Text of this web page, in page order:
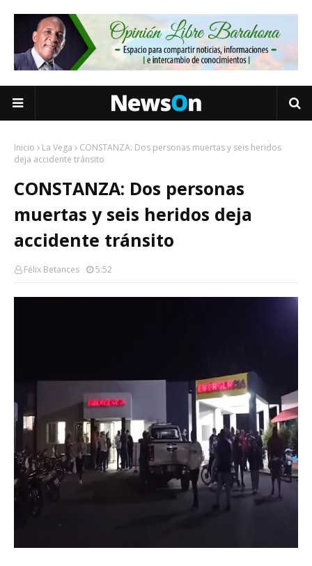
Inicio La Vega
CONSTANZA: Dos personas muertas y seis heridos
deja accidente tránsito
CONSTANZA: Dos personas
muertas y seis heridos deja
accidente tránsito
Félix Betances 5:52